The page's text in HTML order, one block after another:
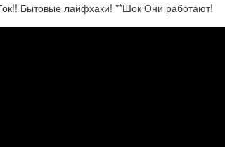
Бытовые лайфхаки! **Шок Они работают!